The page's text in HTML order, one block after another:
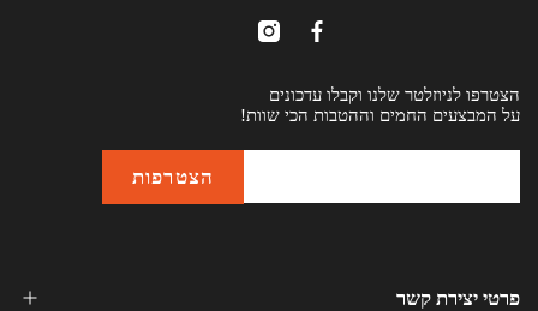
הצטרפו לניוזלטר שלנו וקבלו עדכונים
על המבצעים החמים וההטבות הכי שוות!
פרטי יצירת קשר